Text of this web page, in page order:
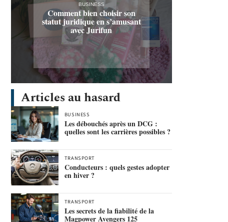
BUSINESS
Comment bien choisir son
statut juridique en s’amusant
avec Jurifun
Articles au hasard
BUSINESS
Les débouchés après un DCG :
quelles sont les carrières possibles ?
TRANSPORT
Conducteurs : quels gestes adopter
en hiver ?
TRANSPORT
Les secrets de la fiabilité de la
Magpower Avengers 125